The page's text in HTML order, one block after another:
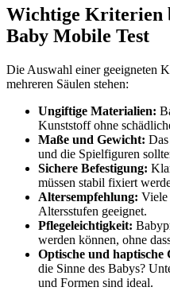
Wichtige Kriterien
Baby Mobile Test
Die Auswahl einer geeigneten
mehreren Säulen stehen:
Ungiftige Materialien:
Kunststoff ohne
Maße und Gewicht:
und die Spielfiguren
Sichere Befestigung:
müssen stabil fixiert
Altersempfehlung: Viele
Altersstufen geeignet.
Pflegeleichtigkeit:
werden können, ohne
Optische und haptische
die Sinne des Babys?
und Formen sind ideal.